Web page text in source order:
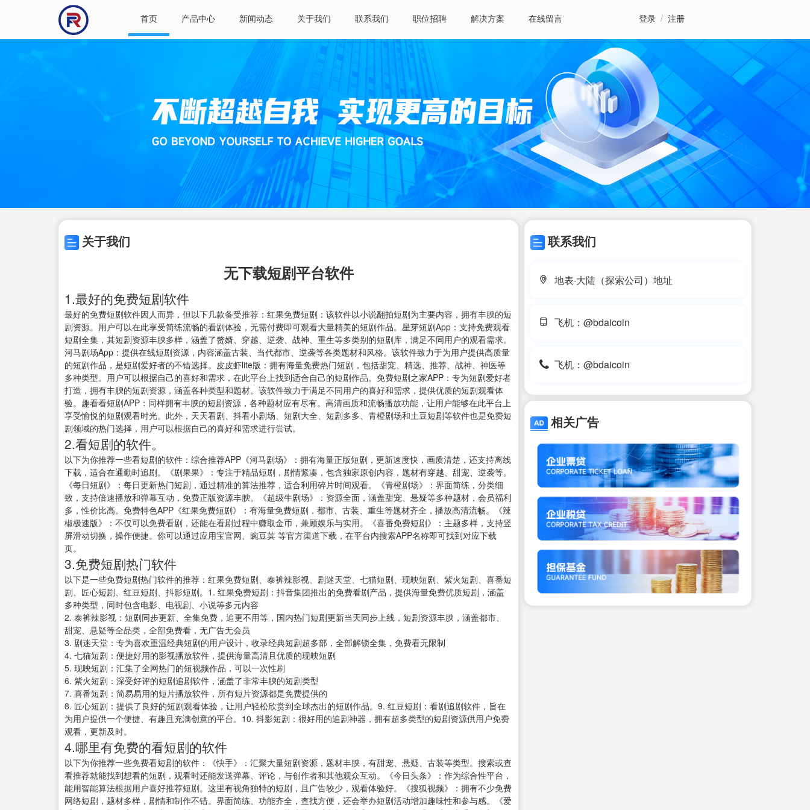
首页 产品中心 新闻动态 关于我们 联系我们 职位招聘 解决方案 在线留言 登录 / 注册
关于我们
无下载短剧平台软件
1.最好的免费短剧软件
最好的免费短剧软件因人而异，但以下几款备受推荐：红果免费短剧：该软件以小说翻拍短剧为主要内容，拥有丰腴的短
剧资源。用户可以在此享受简练流畅的看剧体验，无需付费即可观看大量精美的短剧作品。星芽短剧App：支持免费观看
短剧全集，其短剧资源丰腴多样，涵盖了赘婿、穿越、逆袭、战神、重生等多类别的短剧库，满足不同用户的观看需求。
河马剧场App：提供在线短剧资源，内容涵盖古装、当代都市、逆袭等各类题材和风格。该软件致力于为用户提供高质量
的短剧作品，是短剧爱好者的不错选择。皮皮虾lite版：拥有海量免费热门短剧，包括甜宠、精选、推荐、战神、神医等
多种类型。用户可以根据自己的喜好和需求，在此平台上找到适合自己的短剧作品。免费短剧之家APP：专为短剧爱好者
打造，拥有丰腴的短剧资源，涵盖各种类型和题材。该软件致力于满足不同用户的喜好和需求，提供优质的短剧观看体
验。趣看看短剧APP：同样拥有丰腴的短剧资源，各种题材应有尽有。高清画质和流畅播放功能，让用户能够在此平台上
享受愉悦的短剧观看时光。此外，天天看剧、抖看小剧场、短剧大全、短剧多多、青橙剧场和土豆短剧等软件也是免费短
剧领域的热门选择，用户可以根据自己的喜好和需求进行尝试。
2.看短剧的软件。
以下为你推荐一些看短剧的软件：综合推荐APP《河马剧场》：拥有海量正版短剧，更新速度快，画质清楚，还支持离线
下载，适合在通勤时追剧。《剧果果》：专注于精品短剧，剧情紧凑，包含独家原创内容，题材有穿越、甜宠、逆袭等。
《每日短剧》：每日更新热门短剧，通过精准的算法推荐，适合利用碎片时间观看。《青橙剧场》：界面简练，分类细
致，支持倍速播放和弹幕互动，免费正版资源丰腴。《超级牛剧场》：资源全面，涵盖甜宠、悬疑等多种题材，会员福利
多，性价比高。免费特色APP《红果免费短剧》：有海量免费短剧，都市、古装、重生等题材齐全，播放高清流畅。《辣
椒极速版》：不仅可以免费看剧，还能在看剧过程中赚取金币，兼顾娱乐与实用。《喜番免费短剧》：主题多样，支持竖
屏滑动切换，操作便捷。你可以通过应用宝官网、豌豆荚 等官方渠道下载，在平台内搜索APP名称即可找到对应下载
页。
3.免费短剧热门软件
以下是一些免费短剧热门软件的推荐：红果免费短剧、泰裤辣影视、剧迷天堂、七猫短剧、现映短剧、紫火短剧、喜番短
剧、匠心短剧、红豆短剧、抖影短剧。1. 红果免费短剧：抖音集团推出的免费看剧产品，提供海量免费优质短剧，涵盖
多种类型，同时包含电影、电视剧、小说等多元内容
2. 泰裤辣影视：短剧同步更新、全集免费，追更不用等，国内热门短剧更新当天同步上线，短剧资源丰腴，涵盖都市、
甜宠、悬疑等全品类，全部免费看，无广告无会员
3. 剧迷天堂：专为喜欢重温经典短剧的用户设计，收录经典短剧超多部，全部解锁全集，免费看无限制
4. 七猫短剧：便捷好用的影视播放软件，提供海量高清且优质的现映短剧
5. 现映短剧：汇集了全网热门的短视频作品，可以一次性刷
6. 紫火短剧：深受好评的短剧追剧软件，涵盖了非常丰腴的短剧类型
7. 喜番短剧：简易易用的短片播放软件，所有短片资源都是免费提供的
8. 匠心短剧：提供了良好的短剧观看体验，让用户轻松欣赏到全球杰出的短剧作品。9. 红豆短剧：看剧追剧软件，旨在
为用户提供一个便捷、有趣且充满创意的平台。10. 抖影短剧：很好用的追剧神器，拥有超多类型的短剧资源供用户免费
观看，更新及时。
4.哪里有免费的看短剧的软件
以下为你推荐一些免费看短剧的软件：《快手》：汇聚大量短剧资源，题材丰腴，有甜宠、悬疑、古装等类型。搜索或查
看推荐就能找到想看的短剧，观看时还能发送弹幕、评论，与创作者和其他观众互动。《今日头条》：作为综合性平台，
能用智能算法根据用户喜好推荐短剧。这里有视角独特的短剧，且广告较少，观看体验好。《搜狐视频》：拥有不少免费
网络短剧，题材多样，剧情和制作不错。界面简练、功能齐全，查找方便，还会举办短剧活动增加趣味性和参与感。《爱
联系我们
地表·大陆（探索公司）地址
飞机：@bdaicoin
飞机：@bdaicoin
相关广告